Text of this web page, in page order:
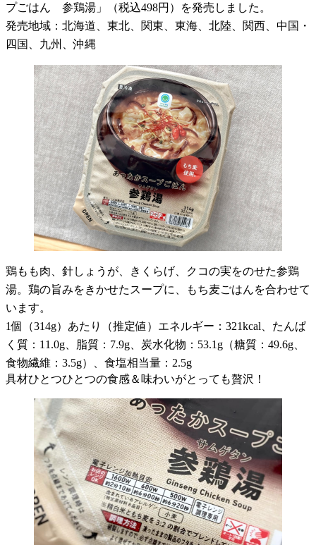
プごはん 参鶏湯」（税込498円）を発売しました。
発売地域：北海道、東北、関東、東海、北陸、関西、中国・
四国、九州、沖縄
鶏もも肉、針しょうが、きくらげ、クコの実をのせた参鶏
湯。鶏の旨みをきかせたスープに、もち麦ごはんを合わせて
います。
1個（314g）あたり（推定値）エネルギー：321kcal、たんぱ
く質：11.0g、脂質：7.9g、炭水化物：53.1g（糖質：49.6g、
食物繊維：3.5g）、食塩相当量：2.5g
具材ひとつひとつの食感＆味わいがとっても贅沢！